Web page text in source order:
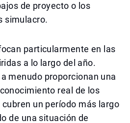
de proyecto o los
simulacro.
particularmente en las
a lo largo del año.
menudo proporcionan una
real de los
un período más largo
de una situación de